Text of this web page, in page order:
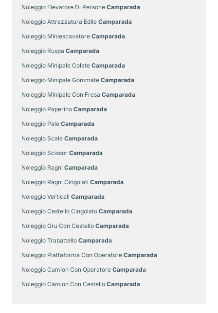
Noleggio Elevatore Di Persone Camparada
Noleggio Attrezzatura Edile Camparada
Noleggio Miniescavatore Camparada
Noleggio Ruspa Camparada
Noleggio Minipale Colate Camparada
Noleggio Minipale Gommate Camparada
Noleggio Minipale Con Fresa Camparada
Noleggio Paperino Camparada
Noleggio Pale Camparada
Noleggio Scale Camparada
Noleggio Scissor Camparada
Noleggio Ragni Camparada
Noleggio Ragni Cingolati Camparada
Noleggio Verticali Camparada
Noleggio Cestello Cingolato Camparada
Noleggio Gru Con Cestello Camparada
Noleggio Trabattello Camparada
Noleggio Piattaforma Con Operatore Camparada
Noleggio Camion Con Operatore Camparada
Noleggio Camion Con Cestello Camparada